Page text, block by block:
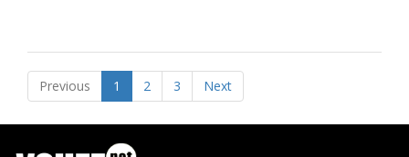
Previous 1 2 3 Next